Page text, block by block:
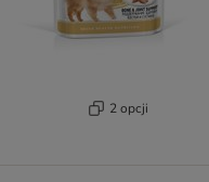
2 opcji